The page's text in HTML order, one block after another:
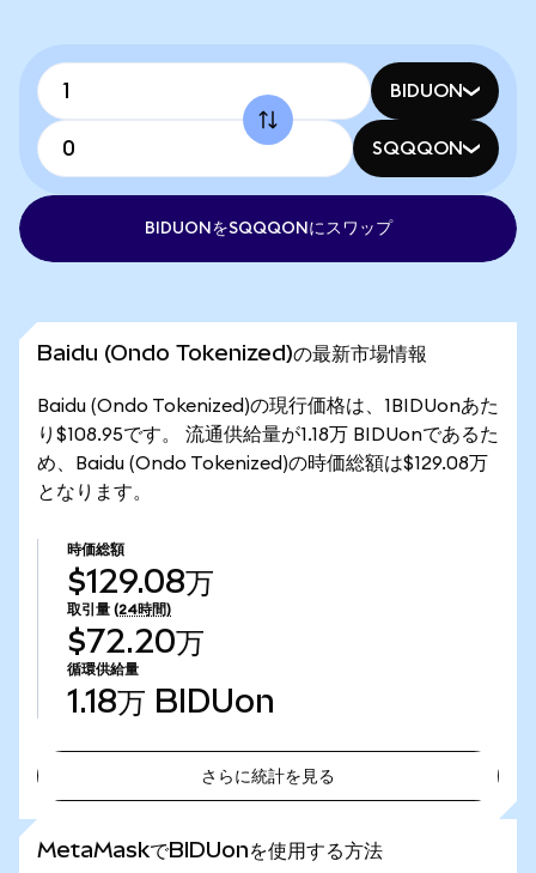
BIDUON
SQQQON
BIDUONをSQQQONにスワップ
Baidu (Ondo Tokenized)の最新市場情報
Baidu (Ondo Tokenized)の現行価格は、1BIDUonあた
り$108.95です。 流通供給量が1.18万 BIDUonであるた
め、Baidu (Ondo Tokenized)の時価総額は$129.08万
となります。
時価総額
$129.08万
取引量 (24時間)
$72.20万
循環供給量
1.18万 BIDUon
さらに統計を見る
MetaMaskでBIDUonを使用する方法